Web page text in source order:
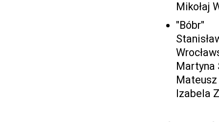
Mikołaj
"Bóbr"
Martyna
Izabela